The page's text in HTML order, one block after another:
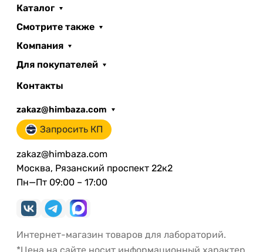
Каталог
Смотрите также
Компания
Для покупателей
Контакты
zakaz@himbaza.com
Запросить КП
zakaz@himbaza.com
Москва, Рязанский проспект 22к2
Пн—Пт 09:00 – 17:00
Интернет-магазин товаров для лабораторий.
*Цена на сайте носит информационный характер